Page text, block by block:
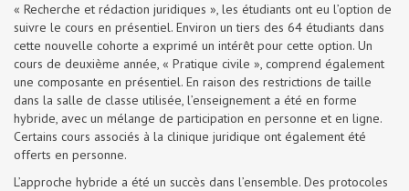
« Recherche et rédaction juridiques », les étudiants ont eu l’option de
suivre le cours en présentiel. Environ un tiers des 64 étudiants dans
cette nouvelle cohorte a exprimé un intérêt pour cette option. Un
cours de deuxième année, « Pratique civile », comprend également
une composante en présentiel. En raison des restrictions de taille
dans la salle de classe utilisée, l’enseignement a été en forme
hybride, avec un mélange de participation en personne et en ligne.
Certains cours associés à la clinique juridique ont également été
offerts en personne.
L’approche hybride a été un succès dans l’ensemble. Des protocoles